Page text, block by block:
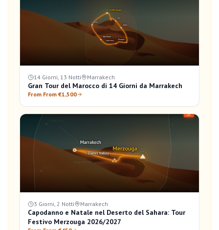
14 Giorni, 13 Notti Marrakech
Gran Tour del Marocco di 14 Giorni da Marrakech
From From €1,500
3 Giorni, 2 Notti Marrakech
Capodanno e Natale nel Deserto del Sahara: Tour
Festivo Merzouga 2026/2027